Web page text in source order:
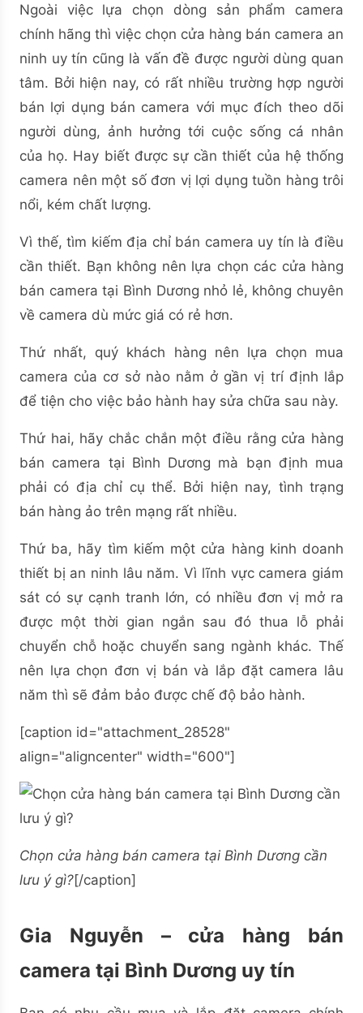
Ngoài việc lựa chọn dòng sản phẩm camera
chính hãng thì việc chọn cửa hàng bán camera an
ninh uy tín cũng là vấn đề được người dùng quan
tâm. Bởi hiện nay, có rất nhiều trường hợp người
bán lợi dụng bán camera với mục đích theo dõi
người dùng, ảnh hưởng tới cuộc sống cá nhân
của họ. Hay biết được sự cần thiết của hệ thống
camera nên một số đơn vị lợi dụng tuồn hàng trôi
nổi, kém chất lượng.
Vì thế, tìm kiếm địa chỉ bán camera uy tín là điều
cần thiết. Bạn không nên lựa chọn các cửa hàng
bán camera tại Bình Dương nhỏ lẻ, không chuyên
về camera dù mức giá có rẻ hơn.
Thứ nhất, quý khách hàng nên lựa chọn mua
camera của cơ sở nào nằm ở gần vị trí định lắp
để tiện cho việc bảo hành hay sửa chữa sau này.
Thứ hai, hãy chắc chắn một điều rằng cửa hàng
bán camera tại Bình Dương mà bạn định mua
phải có địa chỉ cụ thể. Bởi hiện nay, tình trạng
bán hàng ảo trên mạng rất nhiều.
Thứ ba, hãy tìm kiếm một cửa hàng kinh doanh
thiết bị an ninh lâu năm. Vì lĩnh vực camera giám
sát có sự cạnh tranh lớn, có nhiều đơn vị mở ra
được một thời gian ngắn sau đó thua lỗ phải
chuyển chỗ hoặc chuyển sang ngành khác. Thế
nên lựa chọn đơn vị bán và lắp đặt camera lâu
năm thì sẽ đảm bảo được chế độ bảo hành.
[caption id="attachment_28528"
align="aligncenter" width="600"]
Chọn cửa hàng bán camera tại Bình Dương cần
lưu ý gì?[/caption]
Gia Nguyễn – cửa hàng bán
camera tại Bình Dương uy tín